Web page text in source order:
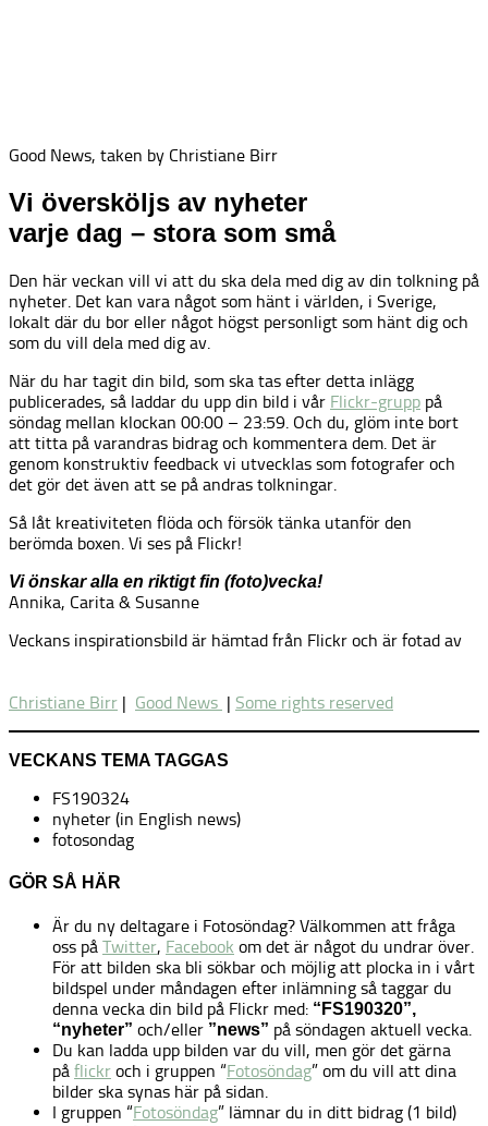
Good News, taken by Christiane Birr
Vi översköljs av nyheter
varje dag – stora som små
Den här veckan vill vi att du ska dela med dig av din tolkning på
nyheter. Det kan vara något som hänt i världen, i Sverige,
lokalt där du bor eller något högst personligt som hänt dig och
som du vill dela med dig av.
När du har tagit din bild, som ska tas efter detta inlägg
publicerades, så laddar du upp din bild i vår Flickr-grupp på
söndag mellan klockan 00:00 – 23:59. Och du, glöm inte bort
att titta på varandras bidrag och kommentera dem. Det är
genom konstruktiv feedback vi utvecklas som fotografer och
det gör det även att se på andras tolkningar.
Så låt kreativiteten flöda och försök tänka utanför den
berömda boxen. Vi ses på Flickr!
Vi önskar alla en riktigt fin (foto)vecka!
Annika, Carita & Susanne
Veckans inspirationsbild är hämtad från Flickr och är fotad av
Christiane Birr | Good News | Some rights reserved
VECKANS TEMA TAGGAS
FS190324
nyheter (in English news)
fotosondag
GÖR SÅ HÄR
Är du ny deltagare i Fotosöndag? Välkommen att fråga
oss på Twitter, Facebook om det är något du undrar över.
För att bilden ska bli sökbar och möjlig att plocka in i vårt
bildspel under måndagen efter inlämning så taggar du
denna vecka din bild på Flickr med: “FS190320”,
“nyheter” och/eller ”news” på söndagen aktuell vecka.
Du kan ladda upp bilden var du vill, men gör det gärna
på flickr och i gruppen “Fotosöndag” om du vill att dina
bilder ska synas här på sidan.
I gruppen “Fotosöndag” lämnar du in ditt bidrag (1 bild)